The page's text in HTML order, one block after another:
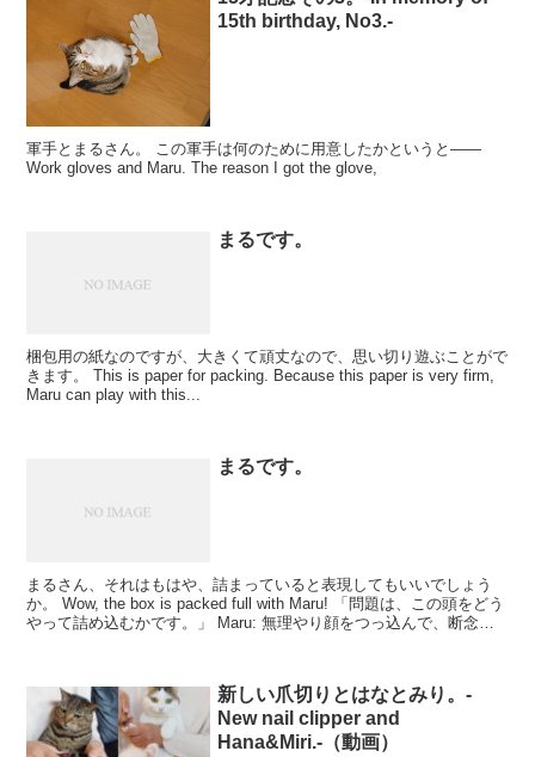
15th birthday, No3.-
軍手とまるさん。 この軍手は何のために用意したかというと――
Work gloves and Maru. The reason I got the glove,
まるです。
梱包用の紙なのですが、大きくて頑丈なので、思い切り遊ぶことがで
きます。 This is paper for packing. Because this paper is very firm,
Maru can play with this...
まるです。
まるさん、それはもはや、詰まっていると表現してもいいでしょう
か。 Wow, the box is packed full with Maru! 「問題は、この頭をどう
やって詰め込むかです。」 Maru: 無理やり顔をつっ込んで、断念。
新しい爪切りとはなとみり。-
New nail clipper and
Hana&Miri.-（動画）